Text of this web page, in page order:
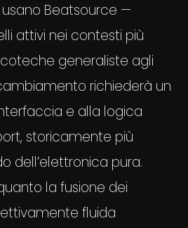
usano Beatsource —
attivi nei contesti più
generaliste agli
richiederà un
e alla logica
storicamente più
dell’elettronica pura.
la fusione dei
fluida